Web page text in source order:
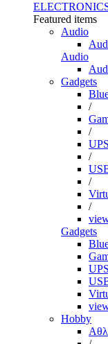
Featured items
Audio
Audio
Gadgets
/
/
/
/
/
Gadgets
Hobby